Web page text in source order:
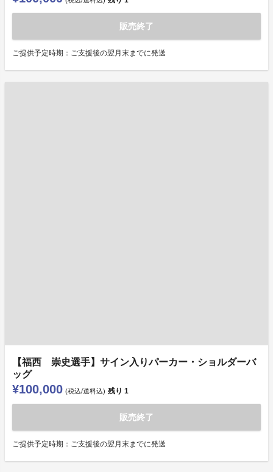
販売終了
ご提供予定時期：ご支援後の翌月末までに発送
【福西 崇史選手】サイン入りパーカー・ショルダーバ
ッグ
¥100,000 (税込/送料込) 残り 1
販売終了
ご提供予定時期：ご支援後の翌月末までに発送